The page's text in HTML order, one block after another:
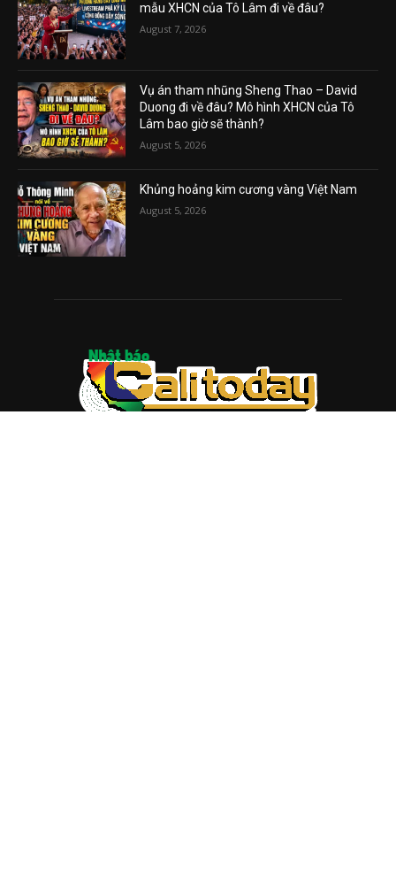
mẫu XHCN của Tô Lâm đi về đâu?
August 7, 2026
Vụ án tham nhũng Sheng Thao – David
Duong đi về đâu? Mô hình XHCN của Tô
Lâm bao giờ sẽ thành?
August 5, 2026
Khủng hoảng kim cương vàng Việt Nam
August 5, 2026